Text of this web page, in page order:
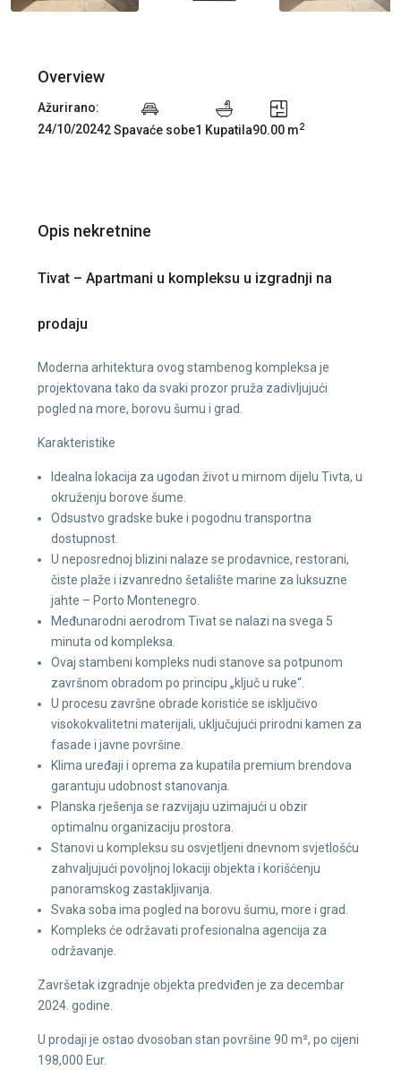
Overview
Ažurirano:
24/10/20242 Spavaće sobe1 Kupatila90.00 m2
Opis nekretnine
Tivat – Apartmani u kompleksu u izgradnji na
prodaju
Moderna arhitektura ovog stambenog kompleksa je
projektovana tako da svaki prozor pruža zadivljujući
pogled na more, borovu šumu i grad.
Karakteristike
Idealna lokacija za ugodan život u mirnom dijelu Tivta, u
okruženju borove šume.
Odsustvo gradske buke i pogodnu transportna
dostupnost.
U neposrednoj blizini nalaze se prodavnice, restorani,
čiste plaže i izvanredno šetalište marine za luksuzne
jahte – Porto Montenegro.
Međunarodni aerodrom Tivat se nalazi na svega 5
minuta od kompleksa.
Ovaj stambeni kompleks nudi stanove sa potpunom
završnom obradom po principu „ključ u ruke“.
U procesu završne obrade koristiće se isključivo
visokokvalitetni materijali, uključujući prirodni kamen za
fasade i javne površine.
Klima uređaji i oprema za kupatila premium brendova
garantuju udobnost stanovanja.
Planska rješenja se razvijaju uzimajući u obzir
optimalnu organizaciju prostora.
Stanovi u kompleksu su osvjetljeni dnevnom svjetlošću
zahvaljujući povoljnoj lokaciji objekta i korišćenju
panoramskog zastakljivanja.
Svaka soba ima pogled na borovu šumu, more i grad.
Kompleks će održavati profesionalna agencija za
održavanje.
Završetak izgradnje objekta predviđen je za decembar
2024. godine.
U prodaji je ostao dvosoban stan površine 90 m², po cijeni
198,000 Eur.